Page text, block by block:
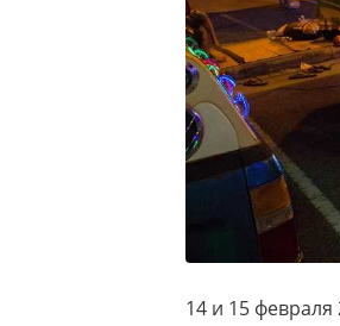
14 и 15